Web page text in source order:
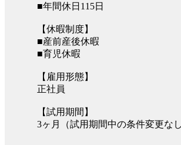
■年間休日115日
【休暇制度】
■産前産後休暇
■育児休暇
【雇用形態】
正社員
【試用期間】
3ヶ月（試用期間中の条件変更なし